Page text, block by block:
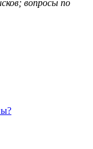
вопросы по